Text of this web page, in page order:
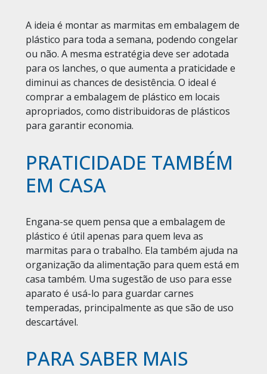
A ideia é montar as marmitas em embalagem de
plástico para toda a semana, podendo congelar
ou não. A mesma estratégia deve ser adotada
para os lanches, o que aumenta a praticidade e
diminui as chances de desistência. O ideal é
comprar a embalagem de plástico em locais
apropriados, como distribuidoras de plásticos
para garantir economia.
PRATICIDADE TAMBÉM
EM CASA
Engana-se quem pensa que a embalagem de
plástico é útil apenas para quem leva as
marmitas para o trabalho. Ela também ajuda na
organização da alimentação para quem está em
casa também. Uma sugestão de uso para esse
aparato é usá-lo para guardar carnes
temperadas, principalmente as que são de uso
descartável.
PARA SABER MAIS